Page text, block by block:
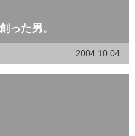
った男。
2004.10.04